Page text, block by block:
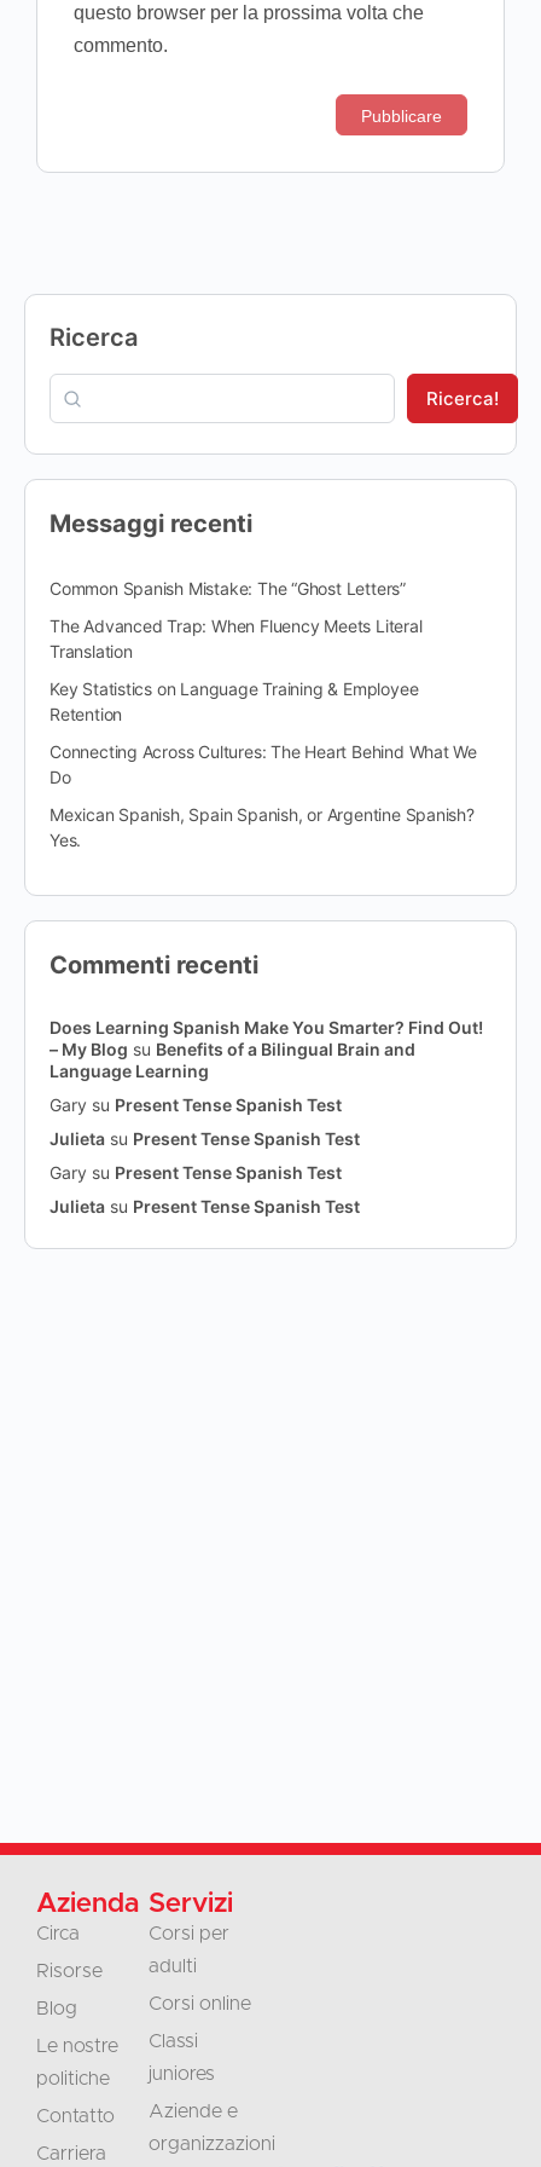
questo browser per la prossima volta che
commento.
Ricerca
Ricerca!
Messaggi recenti
Common Spanish Mistake: The “Ghost Letters”
The Advanced Trap: When Fluency Meets Literal
Translation
Key Statistics on Language Training & Employee
Retention
Connecting Across Cultures: The Heart Behind What We
Do
Mexican Spanish, Spain Spanish, or Argentine Spanish?
Yes.
Commenti recenti
Does Learning Spanish Make You Smarter? Find Out!
– My Blog su Benefits of a Bilingual Brain and
Language Learning
Gary su Present Tense Spanish Test
Julieta su Present Tense Spanish Test
Gary su Present Tense Spanish Test
Julieta su Present Tense Spanish Test
Azienda
Circa
Risorse
Blog
Le nostre
politiche
Contatto
Carriera
Servizi
Corsi per
adulti
Corsi online
Classi
juniores
Aziende e
organizzazioni